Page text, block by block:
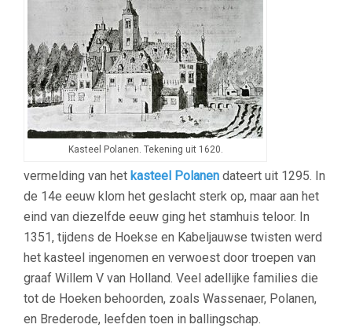
Kasteel Polanen. Tekening uit 1620.
vermelding van het kasteel Polanen dateert uit 1295. In
de 14e eeuw klom het geslacht sterk op, maar aan het
eind van diezelfde eeuw ging het stamhuis teloor. In
1351, tijdens de Hoekse en Kabeljauwse twisten werd
het kasteel ingenomen en verwoest door troepen van
graaf Willem V van Holland. Veel adellijke families die
tot de Hoeken behoorden, zoals Wassenaer, Polanen,
en Brederode, leefden toen in ballingschap.